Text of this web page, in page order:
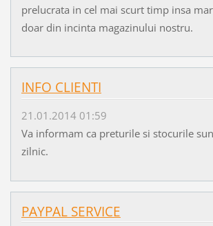
prelucrata in cel mai scurt timp insa
doar din incinta magazinului nostru.
INFO CLIENTI
21.01.2014 01:59
Va informam ca preturile si stocurile
zilnic.
PAYPAL SERVICE